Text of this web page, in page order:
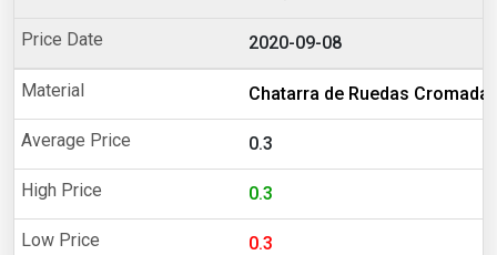
2020-09-08
Chatarra de Ruedas
0.3
0.3
0.3